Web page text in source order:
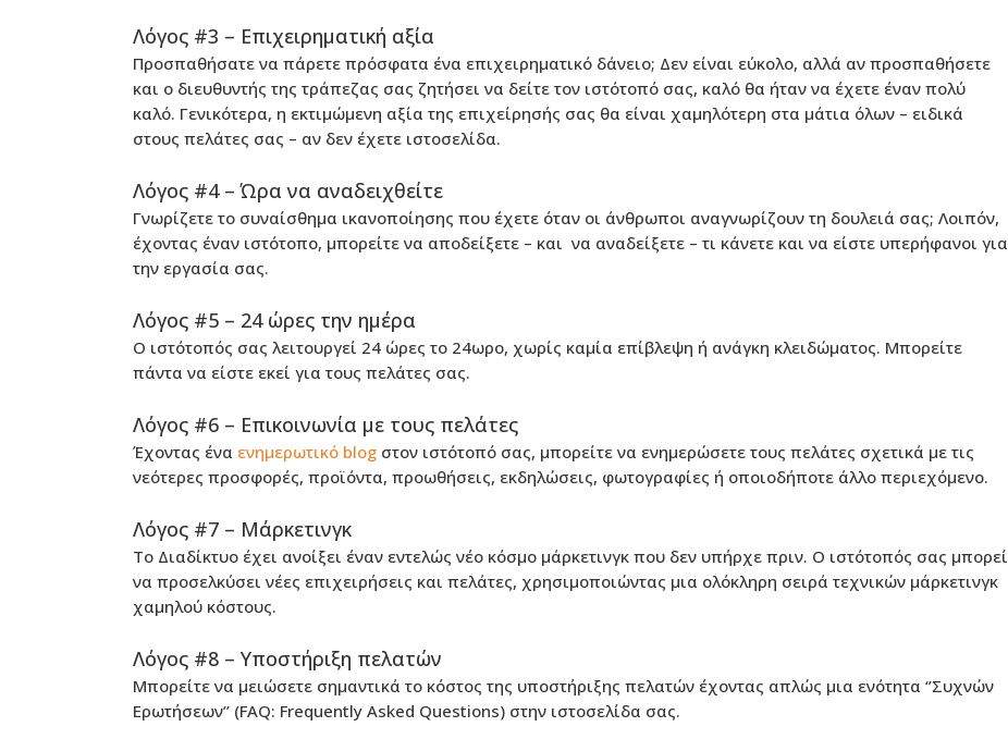
Λόγος #3 – Επιχειρηματική αξία
Προσπαθήσατε να πάρετε πρόσφατα ένα επιχειρηματικό δάνειο; Δεν είναι εύκολο, αλλά αν προσπαθήσετε
και ο διευθυντής της τράπεζας σας ζητήσει να δείτε τον ιστότοπό σας, καλό θα ήταν να έχετε έναν πολύ
καλό. Γενικότερα, η εκτιμώμενη αξία της επιχείρησής σας θα είναι χαμηλότερη στα μάτια όλων – ειδικά
στους πελάτες σας – αν δεν έχετε ιστοσελίδα.
Λόγος #4 – Ώρα να αναδειχθείτε
Γνωρίζετε το συναίσθημα ικανοποίησης που έχετε όταν οι άνθρωποι αναγνωρίζουν τη δουλειά σας; Λοιπόν,
έχοντας έναν ιστότοπο, μπορείτε να αποδείξετε – και να αναδείξετε – τι κάνετε και να είστε υπερήφανοι για
την εργασία σας.
Λόγος #5 – 24 ώρες την ημέρα
Ο ιστότοπός σας λειτουργεί 24 ώρες το 24ωρο, χωρίς καμία επίβλεψη ή ανάγκη κλειδώματος. Μπορείτε
πάντα να είστε εκεί για τους πελάτες σας.
Λόγος #6 – Επικοινωνία με τους πελάτες
Έχοντας ένα ενημερωτικό blog στον ιστότοπό σας, μπορείτε να ενημερώσετε τους πελάτες σχετικά με τις
νεότερες προσφορές, προϊόντα, προωθήσεις, εκδηλώσεις, φωτογραφίες ή οποιοδήποτε άλλο περιεχόμενο.
Λόγος #7 – Μάρκετινγκ
Το Διαδίκτυο έχει ανοίξει έναν εντελώς νέο κόσμο μάρκετινγκ που δεν υπήρχε πριν. Ο ιστότοπός σας μπορεί
να προσελκύσει νέες επιχειρήσεις και πελάτες, χρησιμοποιώντας μια ολόκληρη σειρά τεχνικών μάρκετινγκ
χαμηλού κόστους.
Λόγος #8 – Υποστήριξη πελατών
Μπορείτε να μειώσετε σημαντικά το κόστος της υποστήριξης πελατών έχοντας απλώς μια ενότητα ‘’Συχνών
Ερωτήσεων’’ (FAQ: Frequently Asked Questions) στην ιστοσελίδα σας.